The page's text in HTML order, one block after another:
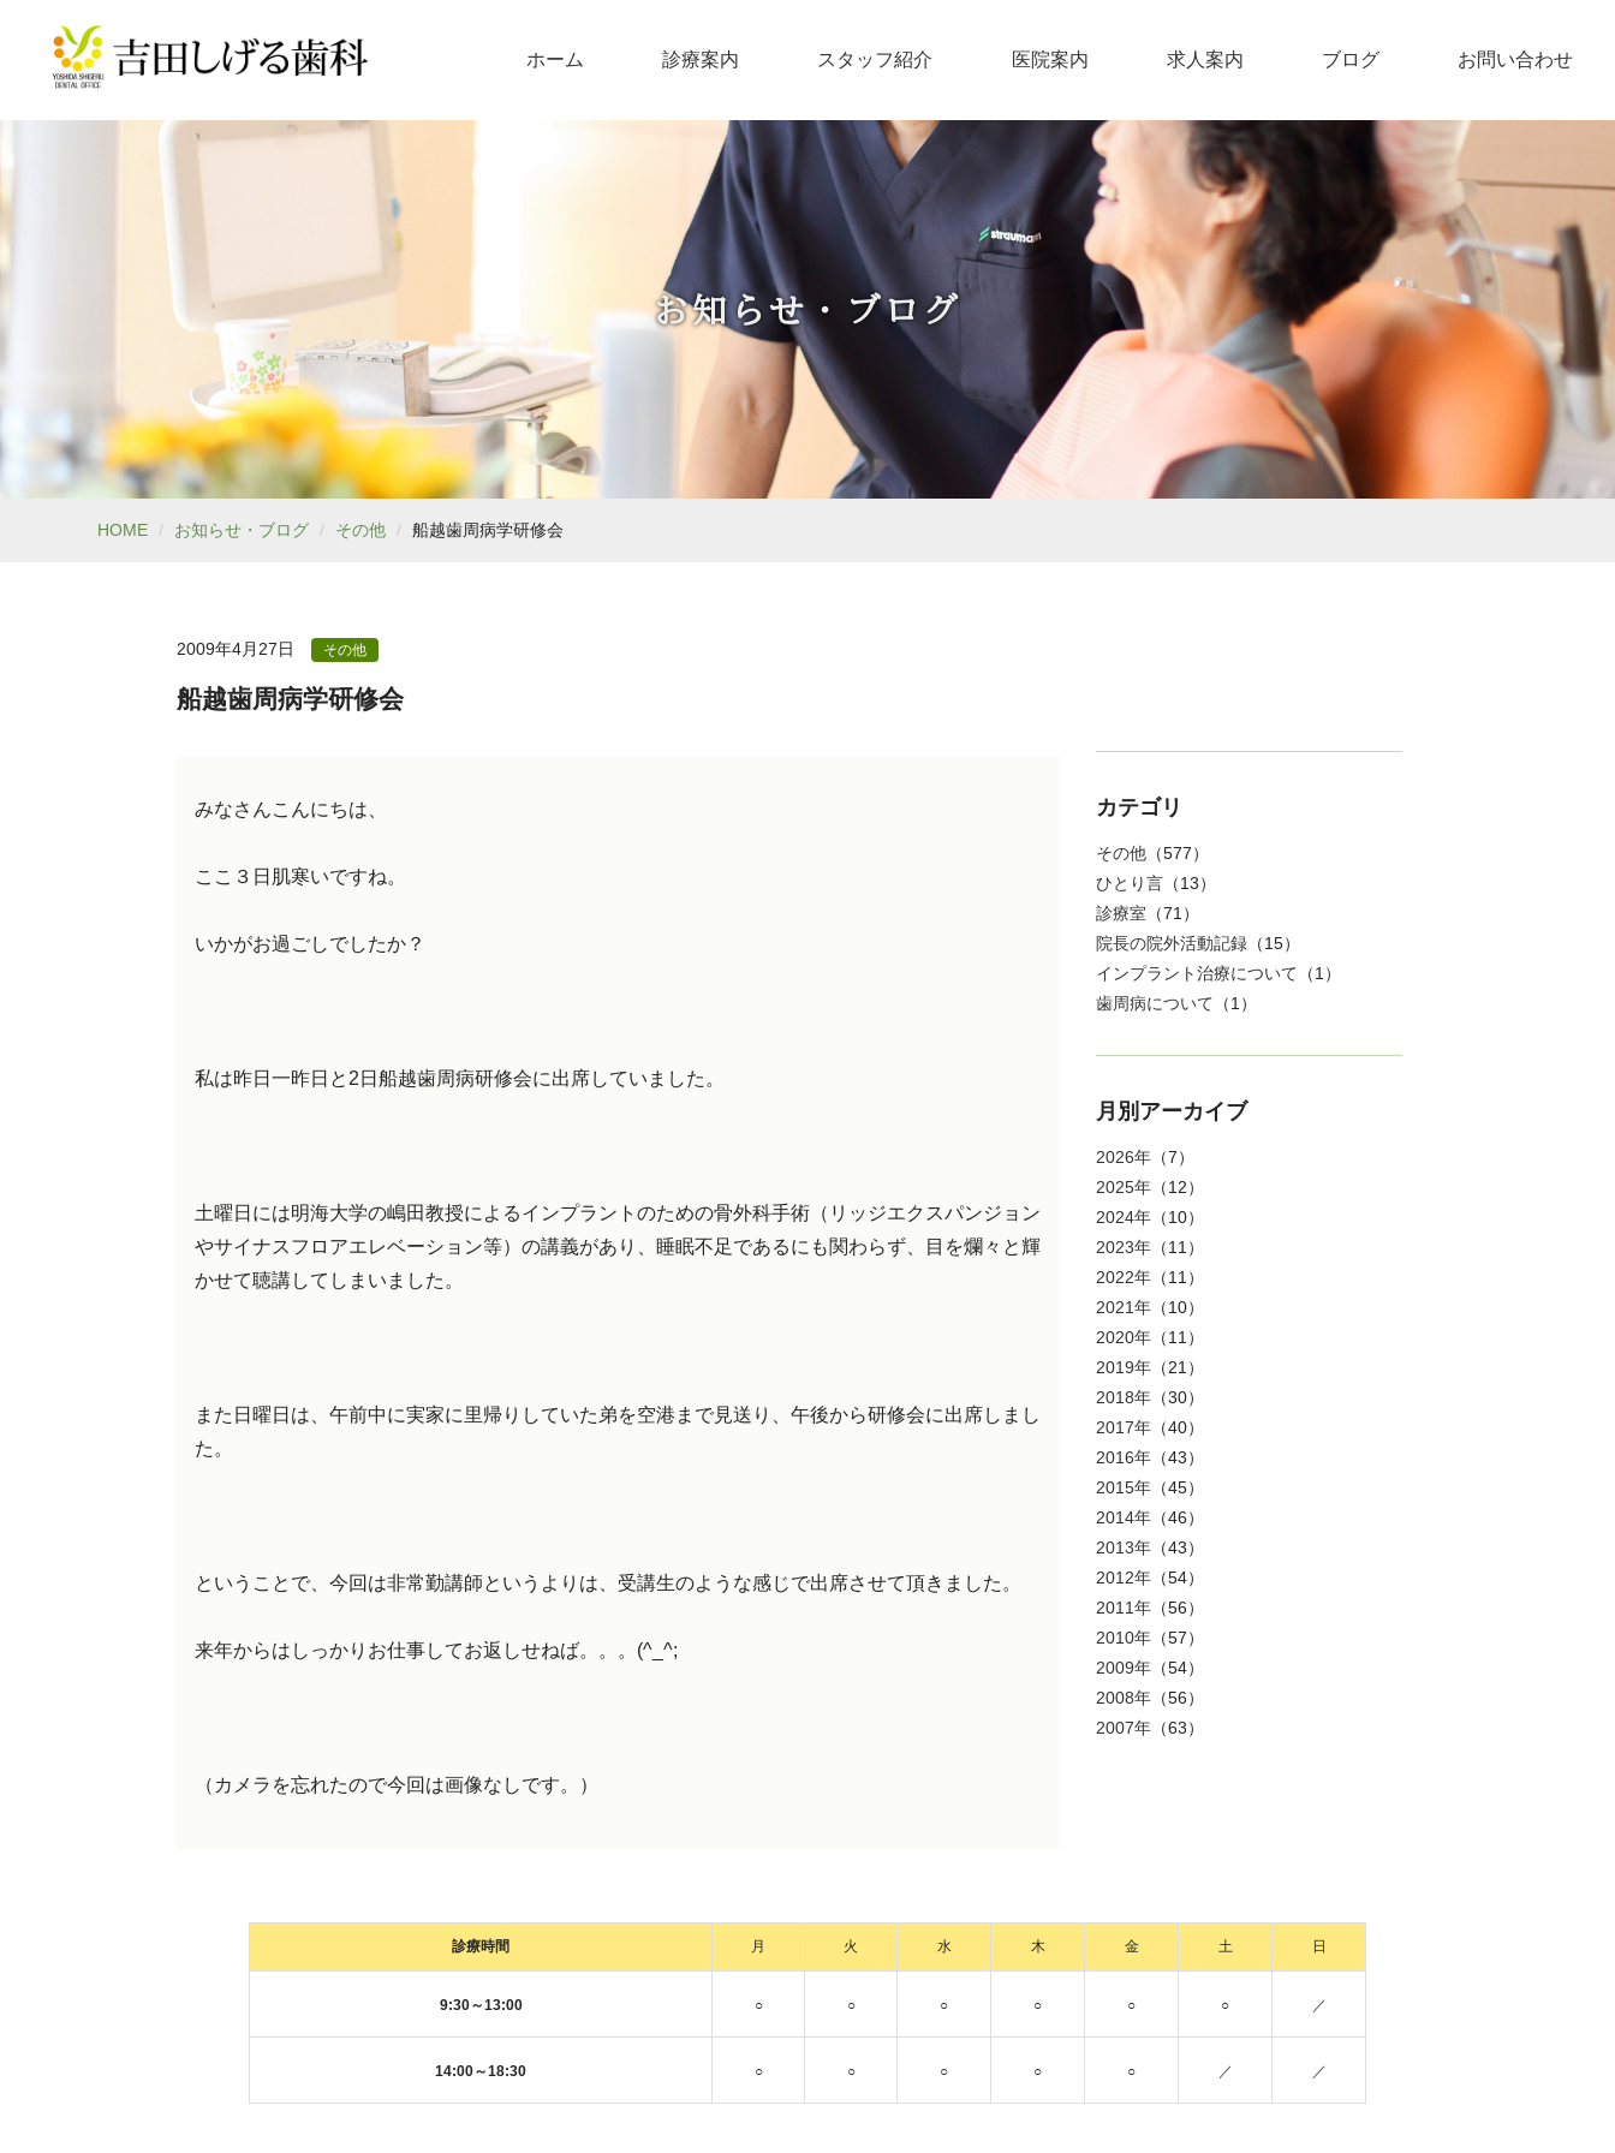
ホーム 診療案内 スタッフ紹介 医院案内 求人案内 ブログ お問い合わせ
お知らせ・ブログ
HOME お知らせ・ブログ その他 船越歯周病学研修会
2009年4月27日 その他
船越歯周病学研修会
みなさんこんにちは、
ここ３日肌寒いですね。
いかがお過ごしでしたか？
私は昨日一昨日と2日船越歯周病研修会に出席していました。
土曜日には明海大学の嶋田教授によるインプラントのための骨外科手術（リッジエクスパンジョン
やサイナスフロアエレベーション等）の講義があり、睡眠不足であるにも関わらず、目を爛々と輝
かせて聴講してしまいました。
また日曜日は、午前中に実家に里帰りしていた弟を空港まで見送り、午後から研修会に出席しまし
た。
ということで、今回は非常勤講師というよりは、受講生のような感じで出席させて頂きました。
来年からはしっかりお仕事してお返しせねば。。。(^_^;
（カメラを忘れたので今回は画像なしです。）
カテゴリ
その他 （577）
ひとり言 （13）
診療室 （71）
院長の院外活動記録 （15）
インプラント治療について （1）
歯周病について （1）
月別アーカイブ
2026年 （7）
2025年 （12）
2024年 （10）
2023年 （11）
2022年 （11）
2021年 （10）
2020年 （11）
2019年 （21）
2018年 （30）
2017年 （40）
2016年 （43）
2015年 （45）
2014年 （46）
2013年 （43）
2012年 （54）
2011年 （56）
2010年 （57）
2009年 （54）
2008年 （56）
2007年 （63）
診療時間 月 火 水 木 金 土 日
9:30～13:00 ○ ○ ○ ○ ○ ○ ／
14:00～18:30 ○ ○ ○ ○ ○ ／ ／